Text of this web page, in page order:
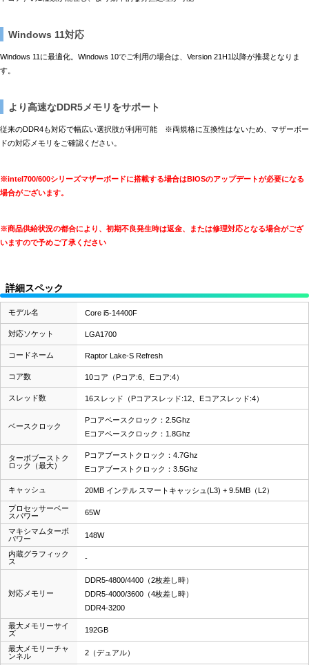
Windows 11対応
Windows 11に最適化。Windows 10でご利用の場合は、Version 21H1以降が推奨となりま
す。
より高速なDDR5メモリをサポート
従来のDDR4も対応で幅広い選択肢が利用可能 ※両規格に互換性はないため、マザーボー
ドの対応メモリをご確認ください。
※intel700/600シリーズマザーボードに搭載する場合はBIOSのアップデートが必要になる
場合がございます。
※商品供給状況の都合により、初期不良発生時は返金、または修理対応となる場合がござ
いますので予めご了承ください
詳細スペック
モデル名 Core i5-14400F
対応ソケット LGA1700
コードネーム Raptor Lake-S Refresh
コア数 10コア（Pコア:6、Eコア:4）
スレッド数 16スレッド（Pコアスレッド:12、Eコアスレッド:4）
ベースクロック
Pコアベースクロック：2.5Ghz
Eコアベースクロック：1.8Ghz
ターボブーストク
ロック（最大）
Pコアブーストクロック：4.7Ghz
Eコアブーストクロック：3.5Ghz
キャッシュ 20MB インテル スマートキャッシュ(L3) + 9.5MB（L2）
プロセッサーベー
スパワー
65W
マキシマムターボ
パワー
148W
内蔵グラフィック
ス
-
対応メモリー
DDR5-4800/4400（2枚差し時）
DDR5-4000/3600（4枚差し時）
DDR4-3200
最大メモリーサイ
ズ
192GB
最大メモリーチャ
ンネル
2（デュアル）